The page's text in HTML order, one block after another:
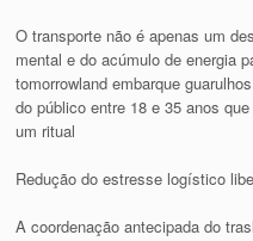
O transporte não é apenas um
mental e do acúmulo de energia
tomorrowland embarque
do público entre 18 e 35 anos
um ritual
Redução do estresse logístico
A coordenação antecipada do